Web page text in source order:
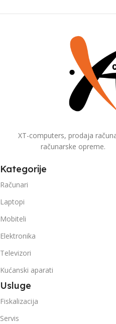
XT-computers, prodaja
računarske opreme.
Kategorije
Računari
Laptopi
Mobiteli
Elektronika
Televizori
Kućanski aparati
Usluge
Fiskalizacija
Servis